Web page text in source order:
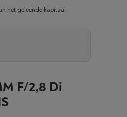
het geleende kapitaal
F/2,8 Di